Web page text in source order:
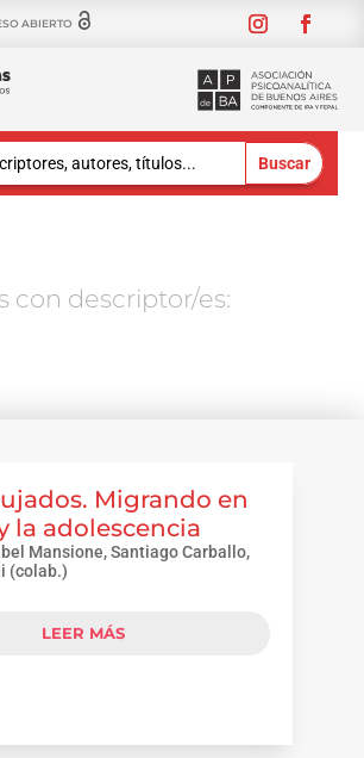
ABIERTO
con descriptor/es:
Migrando en
la adolescencia
Mansione, Santiago Carballo,
(colab.)
LEER MÁS